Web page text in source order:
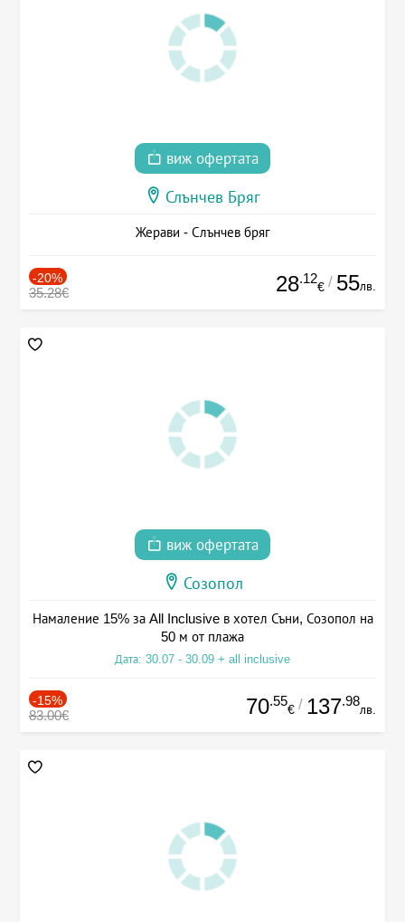
виж офертата
Слънчев Бряг
Жерави - Слънчев бряг
-20%
35.28€ 28.12
€ / 55лв.
виж офертата
Созопол
Намаление 15% за All Inclusive в хотел Съни, Созопол на
50 м от плажа
Дата: 30.07 - 30.09 + all inclusive
-15%
83.00€ 70.55
€ / 137.98
лв.